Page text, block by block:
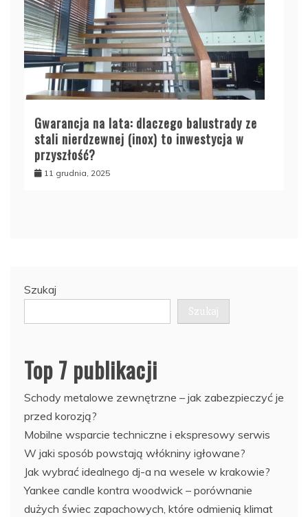
Gwarancja na lata: dlaczego balustrady ze
stali nierdzewnej (inox) to inwestycja w
przyszłość?
11 grudnia, 2025
Szukaj
Szukaj
Top 7 publikacji
Schody metalowe zewnętrzne – jak zabezpieczyć je
przed korozją?
Mobilne wsparcie techniczne i ekspresowy serwis
W jaki sposób powstają włókniny igłowane?
Jak wybrać idealnego dj-a na wesele w krakowie?
Yankee candle kontra woodwick – porównanie
dużych świec zapachowych, które odmienią klimat